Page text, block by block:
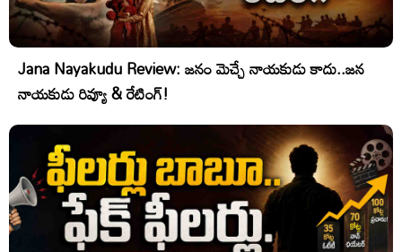
Jana Nayakudu Review: జనం మెచ్చే నాయకుడు కాదు..జన
నాయకుడు రివ్యూ & రేటింగ్!